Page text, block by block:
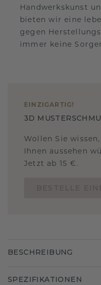
Handwerkskunst
bieten wir eine
gegen
immer keine
EINZIGARTIG !
3D
Wollen Sie
Ihnen aussehen
Jetzt ab 15 €.
BESCHREIBUNG
SPEZIFIKATIONEN